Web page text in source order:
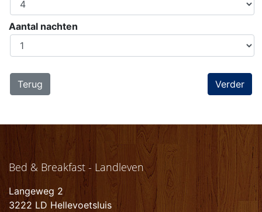
Aantal nachten
Terug
Bed & Breakfast - Landleven
Langeweg 2
3222 LD Hellevoetsluis